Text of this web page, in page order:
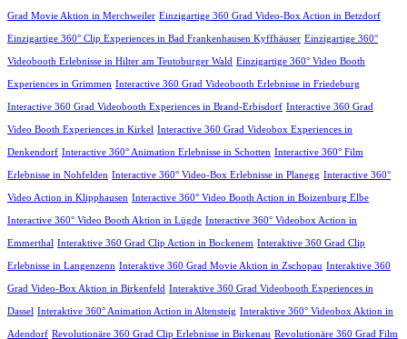
Grad Movie Aktion in Merchweiler Einzigartige 360 Grad Video-Box Action in Betzdorf
Einzigartige 360° Clip Experiences in Bad Frankenhausen Kyffhäuser Einzigartige 360°
Videobooth Erlebnisse in Hilter am Teutoburger Wald Einzigartige 360° Video Booth
Experiences in Grimmen Interactive 360 Grad Videobooth Erlebnisse in Friedeburg
Interactive 360 Grad Videobooth Experiences in Brand-Erbisdorf Interactive 360 Grad
Video Booth Experiences in Kirkel Interactive 360 Grad Videobox Experiences in
Denkendorf Interactive 360° Animation Erlebnisse in Schotten Interactive 360° Film
Erlebnisse in Nohfelden Interactive 360° Video-Box Erlebnisse in Planegg Interactive 360°
Video Action in Klipphausen Interactive 360° Video Booth Action in Boizenburg Elbe
Interactive 360° Video Booth Aktion in Lügde Interactive 360° Videobox Action in
Emmerthal Interaktive 360 Grad Clip Action in Bockenem Interaktive 360 Grad Clip
Erlebnisse in Langenzenn Interaktive 360 Grad Movie Aktion in Zschopau Interaktive 360
Grad Video-Box Aktion in Birkenfeld Interaktive 360 Grad Videobooth Experiences in
Dassel Interaktive 360° Animation Action in Altensteig Interaktive 360° Videobox Aktion in
Adendorf Revolutionäre 360 Grad Clip Erlebnisse in Birkenau Revolutionäre 360 Grad Film